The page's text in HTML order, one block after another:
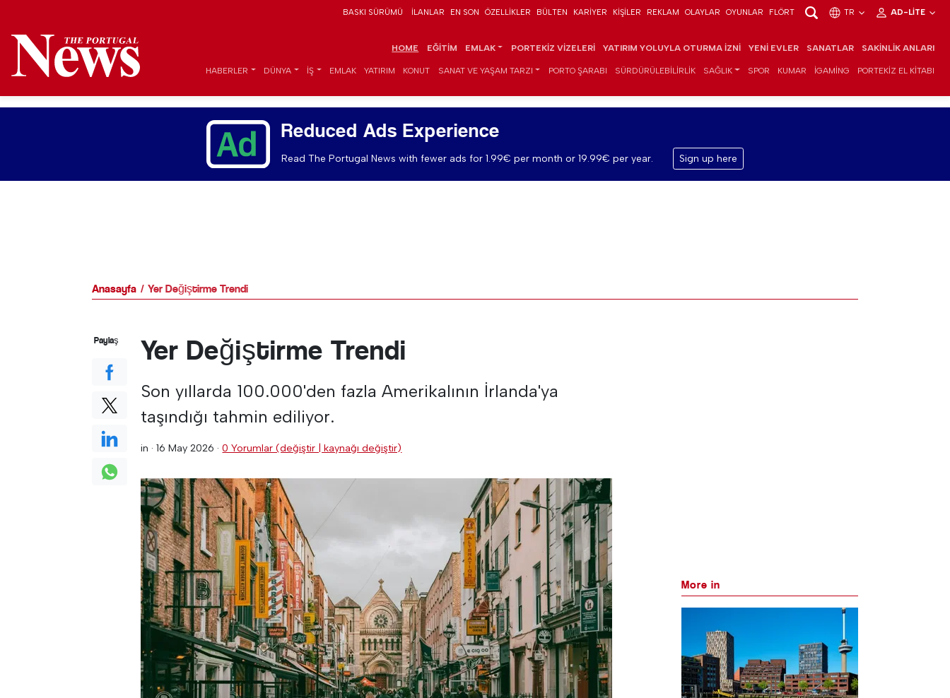
BASKI SÜRÜMÜ İLANLAR EN SON ÖZELLIKLER BÜLTEN KARIYER KIŞILER REKLAM OLAYLAR OYUNLAR FLÖRT TR AD-LITE
HOME EĞITIM EMLAK PORTEKIZ VIZELERI YATIRIM YOLUYLA OTURMA İZNI YENI EVLER SANATLAR SAKINLIK ANLARI
HABERLER DÜNYA İŞ EMLAK YATIRIM KONUT SANAT VE YAŞAM TARZI PORTO ŞARABI SÜRDÜRÜLEBILIRLIK SAĞLIK SPOR KUMAR IGAMING PORTEKIZ EL KITABI
Reduced Ads Experience
Read The Portugal News with fewer ads for 1.99€ per month or 19.99€ per year. Sign up here
Anasayfa Yer Değiştirme Trendi
Yer Değiştirme Trendi
Son yıllarda 100.000'den fazla Amerikalının İrlanda'ya
taşındığı tahmin ediliyor.
in ·16 May 2026 ·0 Yorumlar (değiştir | kaynağı değiştir)
Paylaş
More in